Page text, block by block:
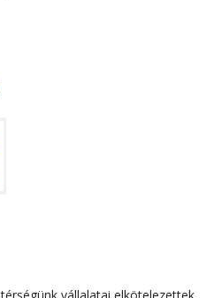
vállalatai elkötelezettek